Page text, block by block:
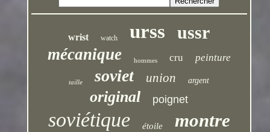
wrist watch urss ussr
mécanique hommes cru peinture
taille soviet union argent
original poignet
soviétique étoile montre